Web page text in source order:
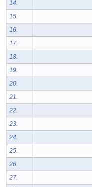
14.
15.
16.
17.
18.
19.
20.
21.
22.
23.
24.
25.
26.
27.